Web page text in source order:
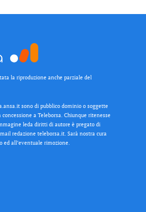
la riproduzione anche parziale del
sono di pubblico dominio o soggette
a Teleborsa. Chiunque ritenesse
leda diritti di autore è pregato di
redazione teleborsa.it. Sarà nostra cura
ed all’eventuale rimozione.